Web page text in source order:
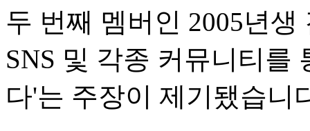
두 번째 멤버인 2005년
SNS 및 각종 커뮤니티를
다'는 주장이 제기됐습니